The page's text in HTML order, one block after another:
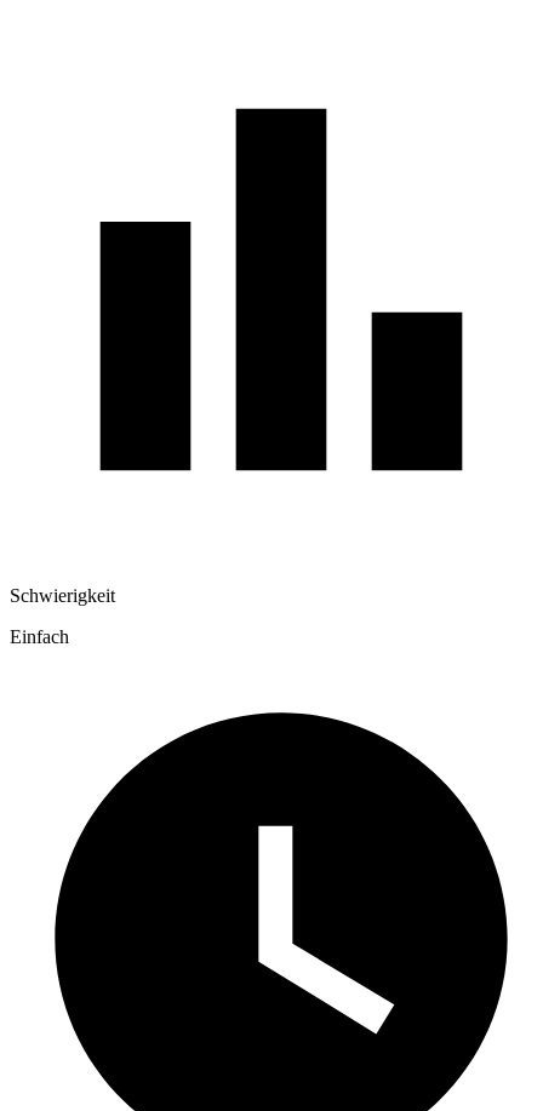
Schwierigkeit
Einfach